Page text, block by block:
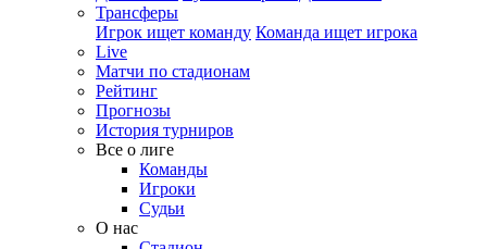
Трансферы
Игрок ищет команду Команда ищет игрока
Live
Матчи по стадионам
Рейтинг
Прогнозы
История турниров
Все о лиге
Команды
Игроки
Судьи
О нас